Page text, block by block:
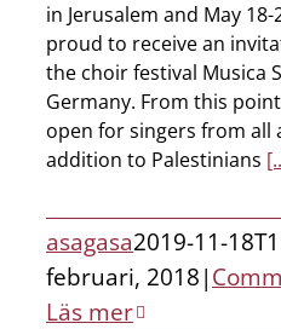
in Jerusalem and May
proud to receive an
the choir festival Musica
Germany. From this
open for singers from all
addition to Palestinians
asagasa2019-11-
februari, 2018|
Läs mer